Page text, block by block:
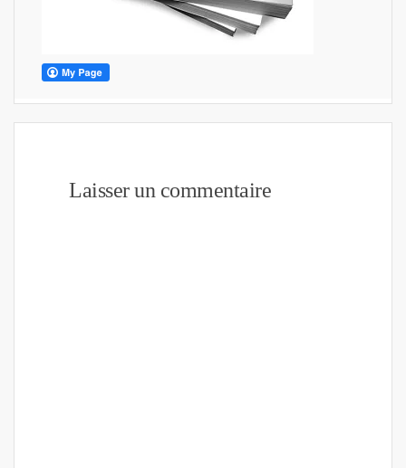
Laisser un commentaire